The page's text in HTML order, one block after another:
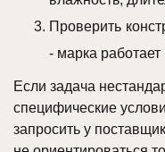
Проверить
- марка работает
Если задача
специфические
запросить у